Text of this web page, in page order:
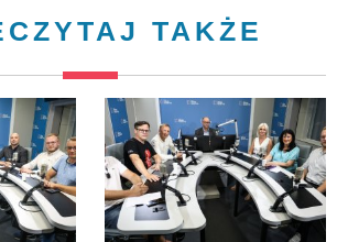
TAKŻE